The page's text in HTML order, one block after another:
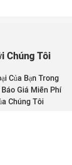
Chúng Tôi
Của Bạn Trong
Giá Miễn Phí
Chúng Tôi